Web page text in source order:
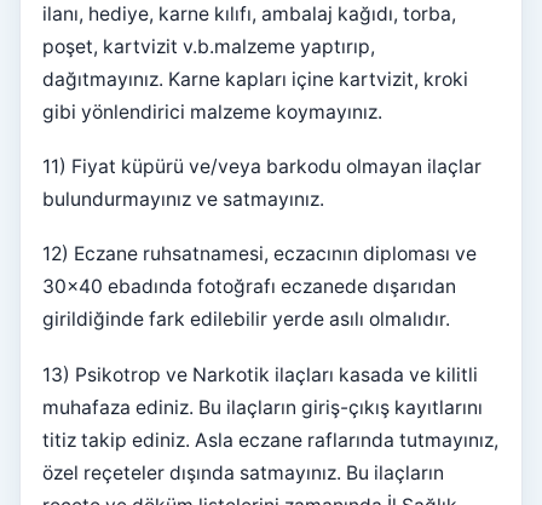
ilanı, hediye, karne kılıfı, ambalaj kağıdı, torba,
poşet, kartvizit v.b.malzeme yaptırıp,
dağıtmayınız. Karne kapları içine kartvizit, kroki
gibi yönlendirici malzeme koymayınız.
11) Fiyat küpürü ve/veya barkodu olmayan ilaçlar
bulundurmayınız ve satmayınız.
12) Eczane ruhsatnamesi, eczacının diploması ve
30x40 ebadında fotoğrafı eczanede dışarıdan
girildiğinde fark edilebilir yerde asılı olmalıdır.
13) Psikotrop ve Narkotik ilaçları kasada ve kilitli
muhafaza ediniz. Bu ilaçların giriş-çıkış kayıtlarını
titiz takip ediniz. Asla eczane raflarında tutmayınız,
özel reçeteler dışında satmayınız. Bu ilaçların